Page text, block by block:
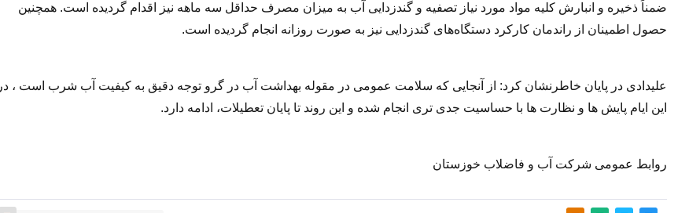
ضمناً ذخیره و انبارش کلیه مواد مورد نیاز تصفیه و گندزدایی آب به میزان مصرف حداقل سه ماهه نیز اقدام گردیده است. همچنین
حصول اطمینان از راندمان کارکرد دستگاه‌های گندزدایی نیز به صورت روزانه انجام گردیده است.
علیدادی در پایان خاطرنشان کرد: از آنجایی که سلامت عمومی در مقوله بهداشت آب در گرو توجه دقیق به کیفیت آب شرب است ، در
این ایام پایش ها و نظارت ها با حساسیت جدی تری انجام شده و این روند تا پایان تعطیلات، ادامه دارد.
روابط عمومی شرکت آب و فاضلاب خوزستان